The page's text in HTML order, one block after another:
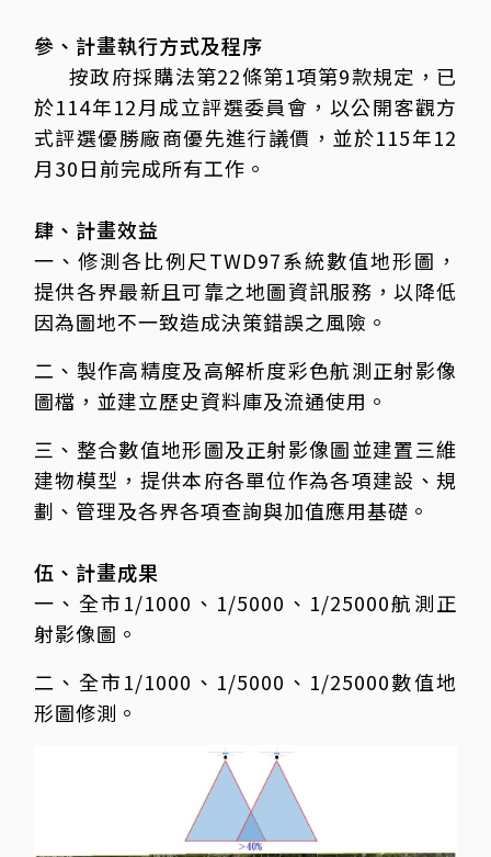
參、計畫執行方式及程序
按政府採購法第22條第1項第9款規定，已
於114年12月成立評選委員會，以公開客觀方
式評選優勝廠商優先進行議價，並於115年12
月30日前完成所有工作。
肆、計畫效益
一、修測各比例尺TWD97系統數值地形圖，
提供各界最新且可靠之地圖資訊服務，以降低
因為圖地不一致造成決策錯誤之風險。
二、製作高精度及高解析度彩色航測正射影像
圖檔，並建立歷史資料庫及流通使用。
三、整合數值地形圖及正射影像圖並建置三維
建物模型，提供本府各單位作為各項建設、規
劃、管理及各界各項查詢與加值應用基礎。
伍、計畫成果
一、全市1/1000、1/5000、1/25000航測正
射影像圖。
二、全市1/1000、1/5000、1/25000數值地
形圖修測。